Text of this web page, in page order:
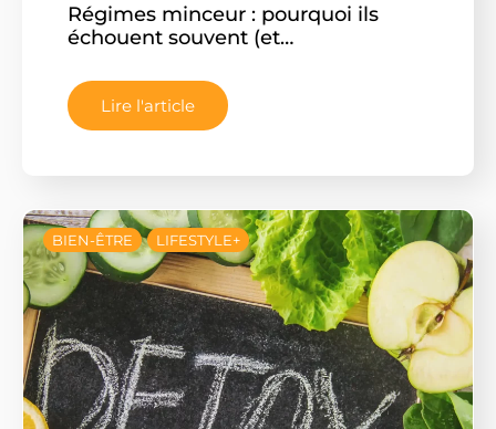
Régimes minceur : pourquoi ils
échouent souvent (et…
Lire l'article
BIEN-ÊTRE LIFESTYLE+